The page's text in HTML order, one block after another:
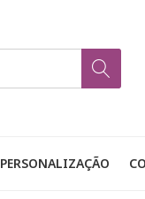
PERSONALIZAÇÃO